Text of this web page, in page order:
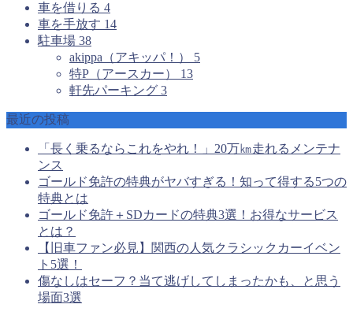
車を借りる 4
車を手放す 14
駐車場 38
akippa（アキッパ！） 5
特P（アースカー） 13
軒先パーキング 3
最近の投稿
「長く乗るならこれをやれ！」20万㎞走れるメンテナ
ンス
ゴールド免許の特典がヤバすぎる！知って得する5つの
特典とは
ゴールド免許＋SDカードの特典3選！お得なサービス
とは？
【旧車ファン必見】関西の人気クラシックカーイベン
ト5選！
傷なしはセーフ？当て逃げしてしまったかも、と思う
場面3選